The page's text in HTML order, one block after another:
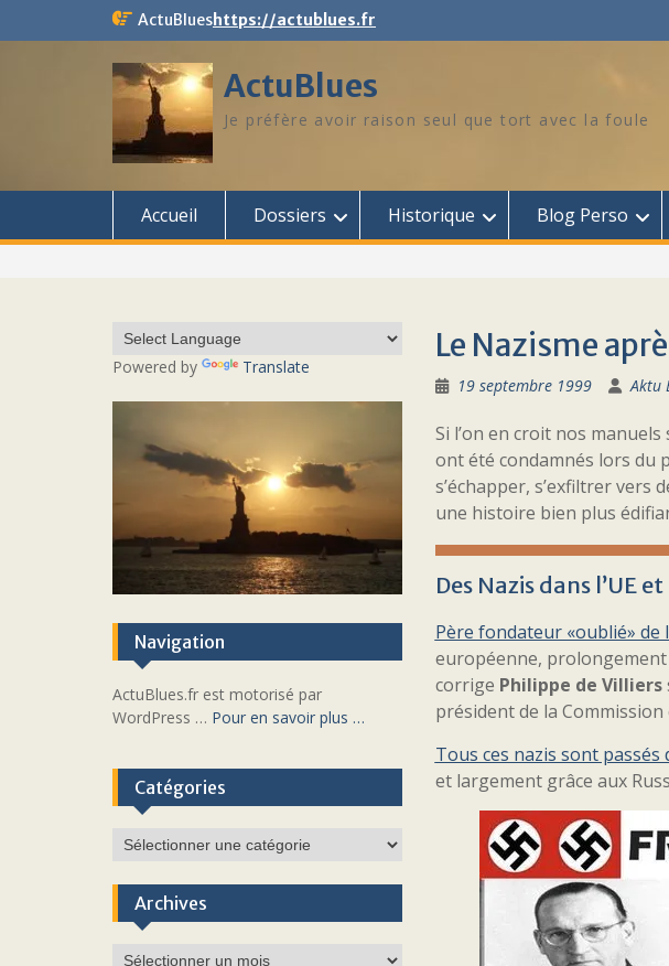
ActuBlueshttps://actublues.fr
ActuBlues
Je préfère avoir raison seul que tort avec la foule
Accueil Dossiers Historique Blog Perso
Le Nazisme
19 septembre 1999 Aktu
Si l’on en croit nos
ont été condamnés lors du
s’échapper, s’exfiltrer vers
une histoire bien plus
Des Nazis dans l’UE
Père fondateur «oublié» de
européenne, prolongement
corrige Philippe de Villiers
président de la Commission
Tous ces nazis sont passés
et largement grâce aux
Powered by Translate
Navigation
ActuBlues.fr est motorisé par
WordPress … Pour en savoir plus …
Catégories
Catégories
Archives
Archives